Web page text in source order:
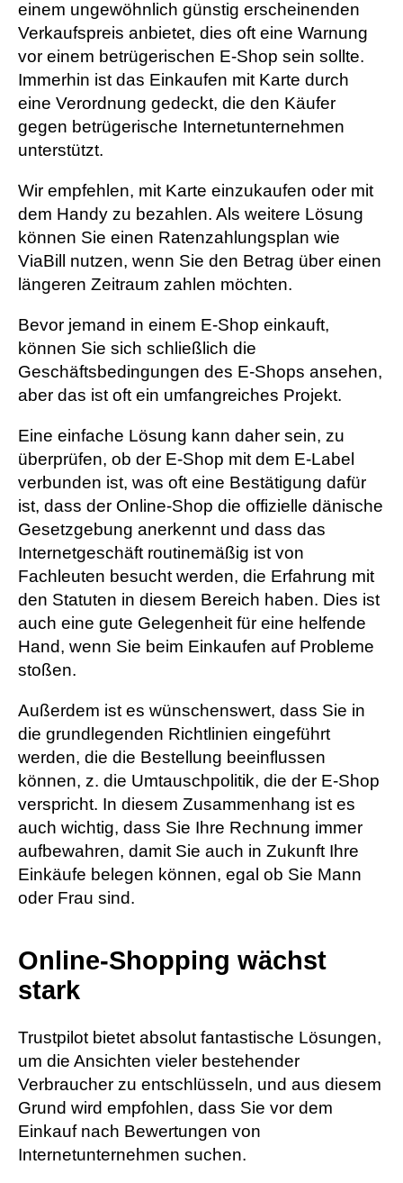
einem ungewöhnlich günstig erscheinenden
Verkaufspreis anbietet, dies oft eine Warnung
vor einem betrügerischen E-Shop sein sollte.
Immerhin ist das Einkaufen mit Karte durch
eine Verordnung gedeckt, die den Käufer
gegen betrügerische Internetunternehmen
unterstützt.
Wir empfehlen, mit Karte einzukaufen oder mit
dem Handy zu bezahlen. Als weitere Lösung
können Sie einen Ratenzahlungsplan wie
ViaBill nutzen, wenn Sie den Betrag über einen
längeren Zeitraum zahlen möchten.
Bevor jemand in einem E-Shop einkauft,
können Sie sich schließlich die
Geschäftsbedingungen des E-Shops ansehen,
aber das ist oft ein umfangreiches Projekt.
Eine einfache Lösung kann daher sein, zu
überprüfen, ob der E-Shop mit dem E-Label
verbunden ist, was oft eine Bestätigung dafür
ist, dass der Online-Shop die offizielle dänische
Gesetzgebung anerkennt und dass das
Internetgeschäft routinemäßig ist von
Fachleuten besucht werden, die Erfahrung mit
den Statuten in diesem Bereich haben. Dies ist
auch eine gute Gelegenheit für eine helfende
Hand, wenn Sie beim Einkaufen auf Probleme
stoßen.
Außerdem ist es wünschenswert, dass Sie in
die grundlegenden Richtlinien eingeführt
werden, die die Bestellung beeinflussen
können, z. die Umtauschpolitik, die der E-Shop
verspricht. In diesem Zusammenhang ist es
auch wichtig, dass Sie Ihre Rechnung immer
aufbewahren, damit Sie auch in Zukunft Ihre
Einkäufe belegen können, egal ob Sie Mann
oder Frau sind.
Online-Shopping wächst
stark
Trustpilot bietet absolut fantastische Lösungen,
um die Ansichten vieler bestehender
Verbraucher zu entschlüsseln, und aus diesem
Grund wird empfohlen, dass Sie vor dem
Einkauf nach Bewertungen von
Internetunternehmen suchen.